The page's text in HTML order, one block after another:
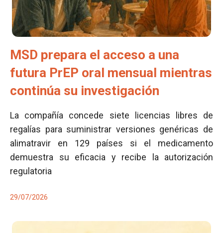
MSD prepara el acceso a una
futura PrEP oral mensual mientras
continúa su investigación
La compañía concede siete licencias libres de
regalías para suministrar versiones genéricas de
alimatravir en 129 países si el medicamento
demuestra su eficacia y recibe la autorización
regulatoria
29/07/2026